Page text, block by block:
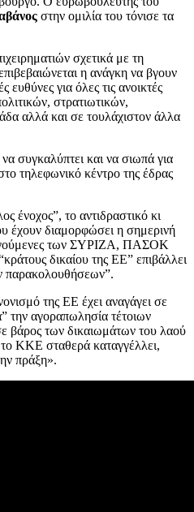
στην ομιλία του τόνισε τα
σχετικά με τη
η ανάγκη να βγουν
ευθύνες για όλες τις ανοικτές
στρατιωτικών,
αλλά και σε τουλάχιστον άλλα
συγκαλύπτει και να σιωπά για
τηλεφωνικό κέντρο της έδρας
ένοχος”, το αντιδραστικό κι
έχουν διαμορφώσει η σημερινή
των ΣΥΡΙΖΑ, ΠΑΣΟΚ
δικαίου της ΕΕ” επιβάλλει
παρακολουθήσεων”.
της ΕΕ έχει αναγάγει σε
την αγοραπωλησία τέτοιων
βάρος των δικαιωμάτων του λαού
το ΚΚΕ σταθερά καταγγέλλει,
πράξη».